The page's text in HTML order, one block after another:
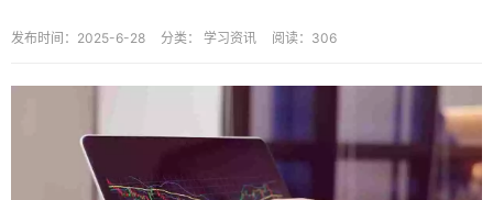
发布时间：2025-6-28 分类： 学习资讯 阅读：306